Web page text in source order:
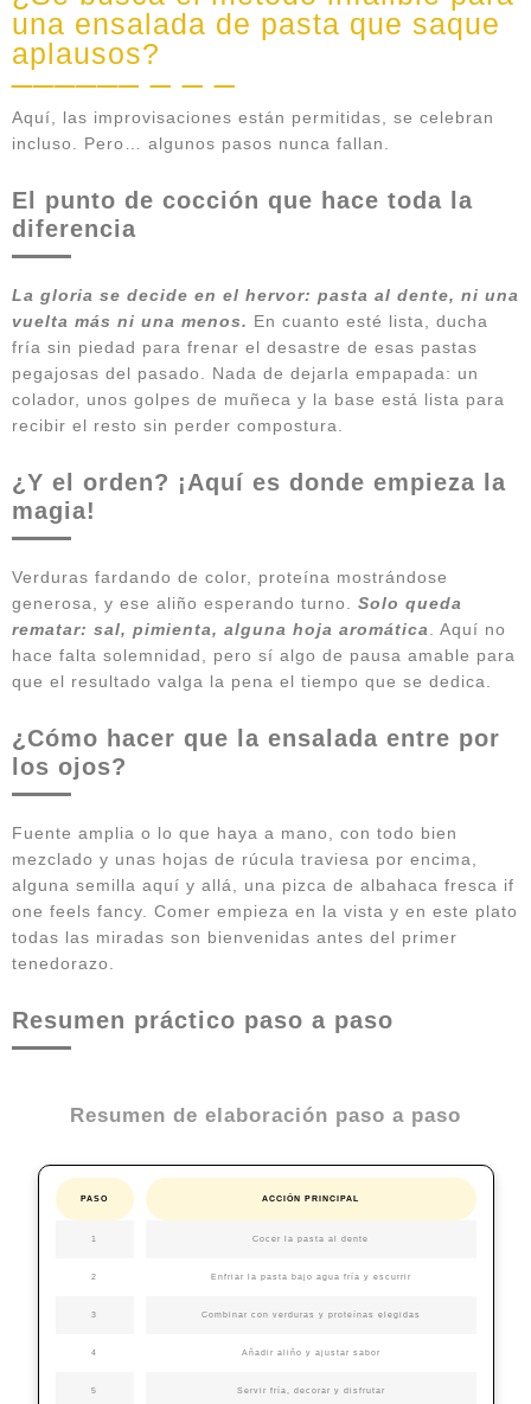
una ensalada de pasta que saque
aplausos?
Aquí, las improvisaciones están permitidas, se celebran
incluso. Pero… algunos pasos nunca fallan.
El punto de cocción que hace toda la
diferencia
La gloria se decide en el hervor: pasta al dente, ni una
vuelta más ni una menos. En cuanto esté lista, ducha
fría sin piedad para frenar el desastre de esas pastas
pegajosas del pasado. Nada de dejarla empapada: un
colador, unos golpes de muñeca y la base está lista para
recibir el resto sin perder compostura.
¿Y el orden? ¡Aquí es donde empieza la
magia!
Verduras fardando de color, proteína mostrándose
generosa, y ese aliño esperando turno. Solo queda
rematar: sal, pimienta, alguna hoja aromática
. Aquí no
hace falta solemnidad, pero sí algo de pausa amable para
que el resultado valga la pena el tiempo que se dedica.
¿Cómo hacer que la ensalada entre por
los ojos?
Fuente amplia o lo que haya a mano, con todo bien
mezclado y unas hojas de rúcula traviesa por encima,
alguna semilla aquí y allá, una pizca de albahaca fresca if
one feels fancy. Comer empieza en la vista y en este plato
todas las miradas son bienvenidas antes del primer
tenedorazo.
Resumen práctico paso a paso
Resumen de elaboración paso a paso
PASO ACCIÓN PRINCIPAL
1 Cocer la pasta al dente
2 Enfriar la pasta bajo agua fría y escurrir
3 Combinar con verduras y proteínas elegidas
4 Añadir aliño y ajustar sabor
5 Servir fría, decorar y disfrutar